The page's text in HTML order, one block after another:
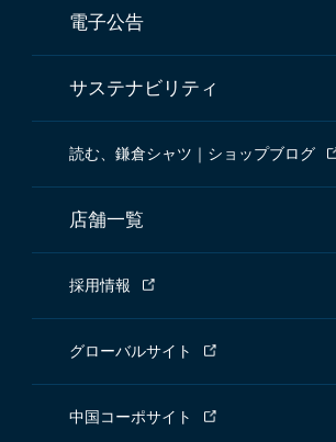
電子公告
サステナビリティ
読む、鎌倉シャツ｜ショップブログ
店舗一覧
採用情報
グローバルサイト
中国コーポサイト